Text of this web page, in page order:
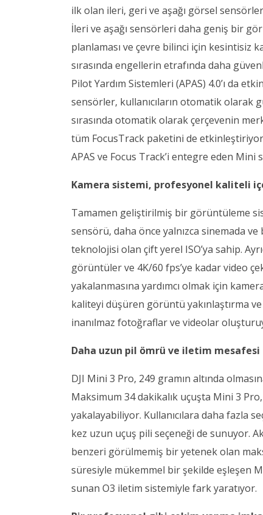
ilk olan ileri, geri ve aşağı görsel
İleri ve aşağı sensörleri daha geniş bir
planlaması ve çevre bilinci için kesintisiz
sırasında engellerin etrafında daha
Pilot Yardım Sistemleri (APAS) 4.0’ı da
sensörler, kullanıcıların otomatik olarak
sırasında otomatik olarak çerçevenin
tüm FocusTrack paketini de
APAS ve Focus Track’i entegre eden Mini
Kamera sistemi, profesyonel kaliteli
Tamamen geliştirilmiş bir görüntüleme
sensörü, daha önce yalnızca sinemada
teknolojisi olan çift yerel ISO’ya sahip.
görüntüler ve 4K/60 fps’ye kadar video
yakalanmasına yardımcı olmak için
kaliteyi düşüren görüntü yakınlaştırma
inanılmaz fotoğraflar ve videolar
Daha uzun pil ömrü ve iletim mesafesi
DJI Mini 3 Pro, 249 gramın altında
Maksimum 34 dakikalık uçuşta Mini 3
yakalayabiliyor. Kullanıcılara daha fazla
kez uzun uçuş pili seçeneği de sunuyor.
benzeri görülmemiş bir yetenek olan
süresiyle mükemmel bir şekilde eşleşen
sunan O3 iletim sistemiyle fark yaratıyor.